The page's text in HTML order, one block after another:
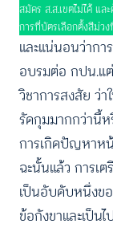
สมัคร ส.ส.เขตไม่ได้ แ
การที่บัตรเลือกตั้งสีม่ว
และแน่นอนว่ากา
อบรมต่อ กปน.แ
วิชาการสงสัย ว่
รัดกุมมากกว่านี้ห
การเกิดปัญหาห
ฉะนั้นแล้ว การเ
เป็นอับดับหนึ่งข
ข้อกังขาและเป็น